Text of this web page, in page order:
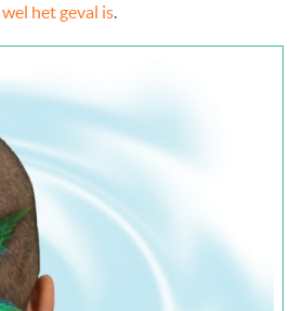
wel het geval is.